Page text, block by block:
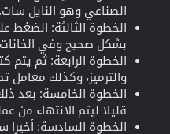
الصناعي وهو النايل سات.
الخطوة الثالثة: الضغط
بشكل صحيح وفي
الخطوة الرابعة: ثم يتم
والترميز، وكذلك معامل
الخطوة الخامسة: بعد
قليلا ليتم الانتهاء من
الخطوة السادسة: أخيرا